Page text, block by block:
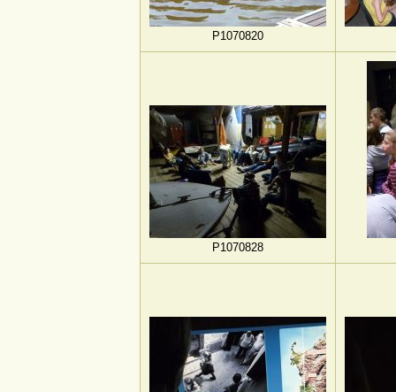
P1070820
P1070828